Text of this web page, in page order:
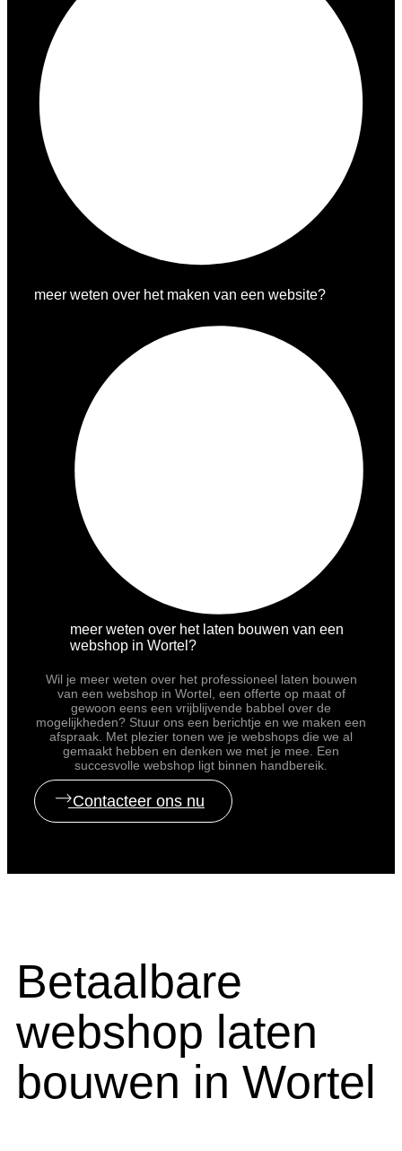
meer weten over het maken van een website?
meer weten over het laten bouwen van een
webshop in Wortel?
Wil je meer weten over het professioneel laten bouwen
van een webshop in Wortel, een offerte op maat of
gewoon eens een vrijblijvende babbel over de
mogelijkheden? Stuur ons een berichtje en we maken een
afspraak. Met plezier tonen we je webshops die we al
gemaakt hebben en denken we met je mee. Een
succesvolle webshop ligt binnen handbereik.
Contacteer ons nu
Betaalbare
webshop laten
bouwen in Wortel